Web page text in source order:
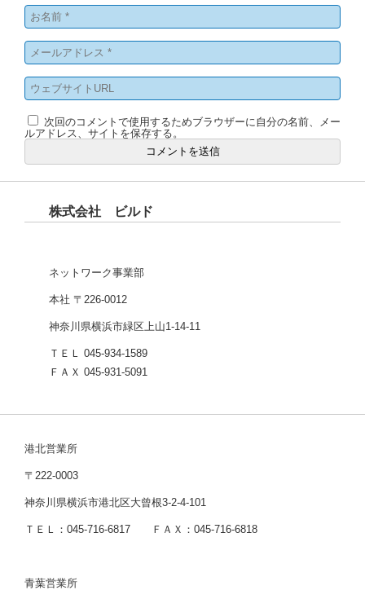
次回のコメントで使用するためブラウザーに自分の名前、メー
ルアドレス、サイトを保存する。
株式会社 ビルド
ネットワーク事業部
本社 〒226-0012
神奈川県横浜市緑区上山1-14-11
ＴＥＬ 045-934-1589
ＦＡＸ 045-931-5091
港北営業所
〒222-0003
神奈川県横浜市港北区大曾根3-2-4-101
ＴＥＬ：045-716-6817 ＦＡＸ：045-716-6818
青葉営業所